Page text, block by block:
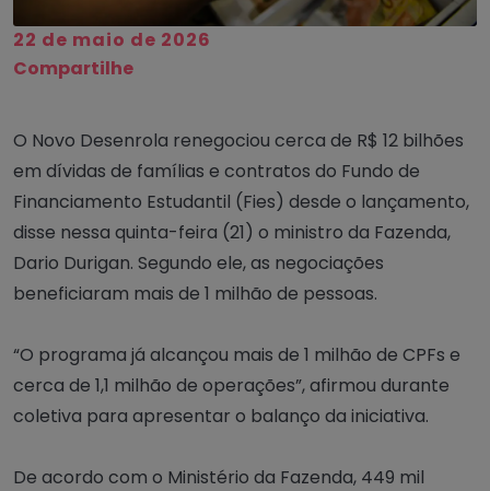
22 de maio de 2026
Compartilhe
O Novo Desenrola renegociou cerca de R$ 12 bilhões
em dívidas de famílias e contratos do Fundo de
Financiamento Estudantil (Fies) desde o lançamento,
disse nessa quinta-feira (21) o ministro da Fazenda,
Dario Durigan. Segundo ele, as negociações
beneficiaram mais de 1 milhão de pessoas.
“O programa já alcançou mais de 1 milhão de CPFs e
cerca de 1,1 milhão de operações”, afirmou durante
coletiva para apresentar o balanço da iniciativa.
De acordo com o Ministério da Fazenda, 449 mil